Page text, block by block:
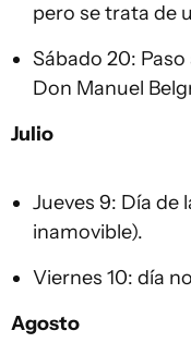
pero se trata de
Sábado 20:
Don Manuel
Julio
Jueves 9: Día de
inamovible).
Viernes 10: día
Agosto